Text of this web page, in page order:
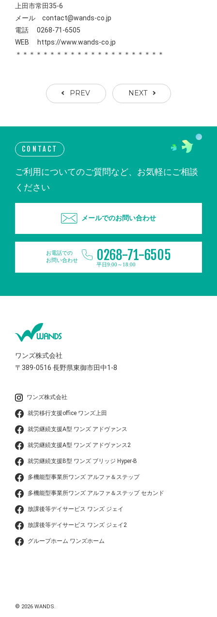
上田市常田35-6
メール contact@wands-co.jp
電話 0268-71-6505
WEB
https://www.wands-co.jp
＊＊＊＊＊＊＊＊＊＊＊＊＊＊＊＊＊＊＊＊＊＊
PREV NEXT
CONTACT
ご利用についてのご質問など、お気軽にご相談
ください
メールでのお問い合わせ
お電話での
お問い合わせ
0268-71-6505
平日9:00～18:00
ワンズ株式会社
〒389-0516長野県東御市田中1-8
ワンズ株式会社
就労移行支援office ワンズ上田
就労継続支援A型 ワンズ アドヴァンス
就労継続支援A型 ワンズ アドヴァンス2
就労継続支援B型 ワンズ ブリッジ Hyper-B
多機能型事業所ワンズ アルファ＆ステップ
多機能型事業所ワンズ アルファ＆ステップ セカンド
放課後等デイサービス ワンズ ジェイ
放課後等デイサービス ワンズ ジェイ2
グループホーム ワンズホーム
© 2026 WANDS.